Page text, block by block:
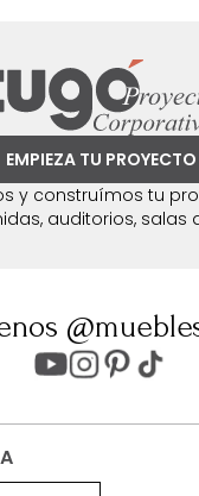
EMPIEZA TU PROYECTO
y construímos tu
auditorios, salas